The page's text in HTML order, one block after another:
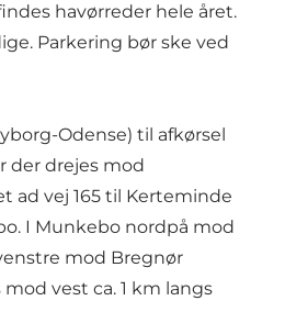
havørreder hele året.
Parkering bør ske ved
Odense) til afkørsel
der drejes mod
ad vej 165 til Kerteminde
I Munkebo nordpå mod
mod Bregnør
mod vest ca. 1 km langs